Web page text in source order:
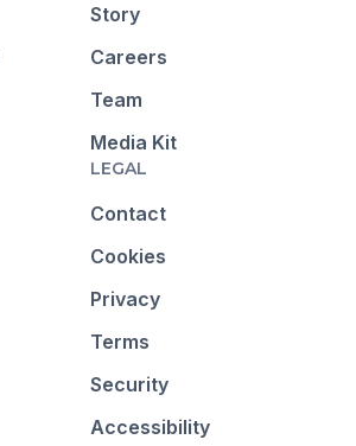
Story
Careers
Team
Media Kit
LEGAL
Contact
Cookies
Privacy
Terms
Security
Accessibility